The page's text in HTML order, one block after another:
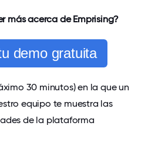
más acerca de Emprising?
demo gratuita
30 minutos) en la que un
equipo te muestra las
de la plataforma